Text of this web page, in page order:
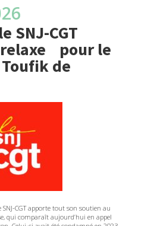
SNJ-CGT
pour le
de
SNJ-CGT apporte tout son soutien au
qui comparaît aujourd’hui en appel